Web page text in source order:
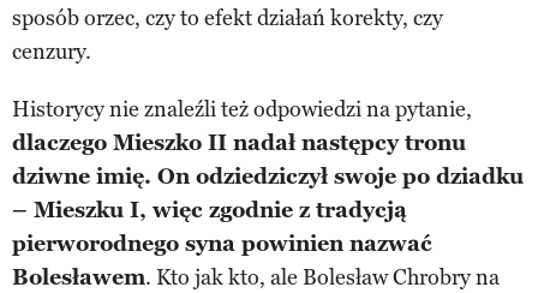
sposób orzec, czy to efekt działań korekty, czy
cenzury.
Historycy nie znaleźli też odpowiedzi na pytanie,
dlaczego Mieszko II nadał następcy tronu
dziwne imię. On odziedziczył swoje po dziadku
– Mieszku I, więc zgodnie z tradycją
pierworodnego syna powinien nazwać
Bolesławem. Kto jak kto, ale Bolesław Chrobry na